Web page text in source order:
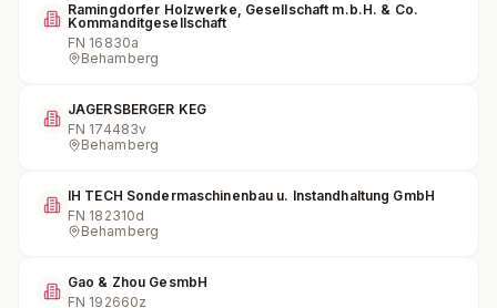
Ramingdorfer Holzwerke, Gesellschaft m.b.H. & Co.
Kommanditgesellschaft
FN 16830a
Behamberg
JAGERSBERGER KEG
FN 174483v
Behamberg
IH TECH Sondermaschinenbau u. Instandhaltung GmbH
FN 182310d
Behamberg
Gao & Zhou GesmbH
FN 192660z